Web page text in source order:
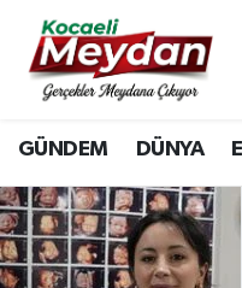
GÜNDEM DÜNYA
Nöbetçi Eczaneler
Hava Durumu
Trafik Durumu
Süper Lig Puan